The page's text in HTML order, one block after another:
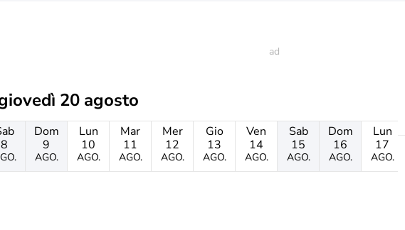
20 agosto
8
Dom
9
AGO.
Lun
10
AGO.
Mar
11
AGO.
Mer
12
AGO.
Gio
13
AGO.
Ven
14
AGO.
Sab
15
AGO.
Dom
16
AGO.
Lun
17
AGO.